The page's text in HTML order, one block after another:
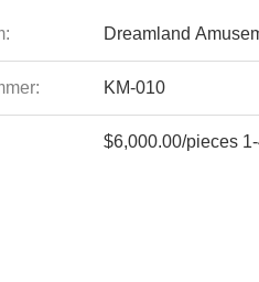
Dreamland
KM-010
$6,000.00/pieces